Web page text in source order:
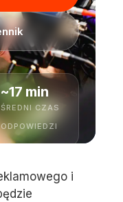
~17 min
ŚREDNI CZAS
ODPOWIEDZI